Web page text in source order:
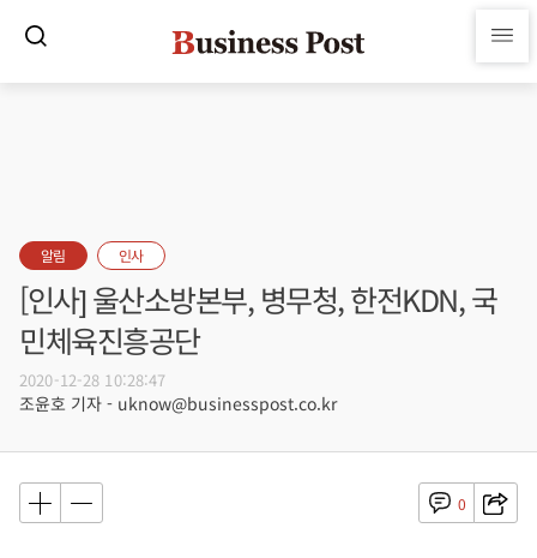
알림 인사
[인사] 울산소방본부, 병무청, 한전KDN, 국
민체육진흥공단
2020-12-28 10:28:47
조윤호 기자 - uknow@businesspost.co.kr
0